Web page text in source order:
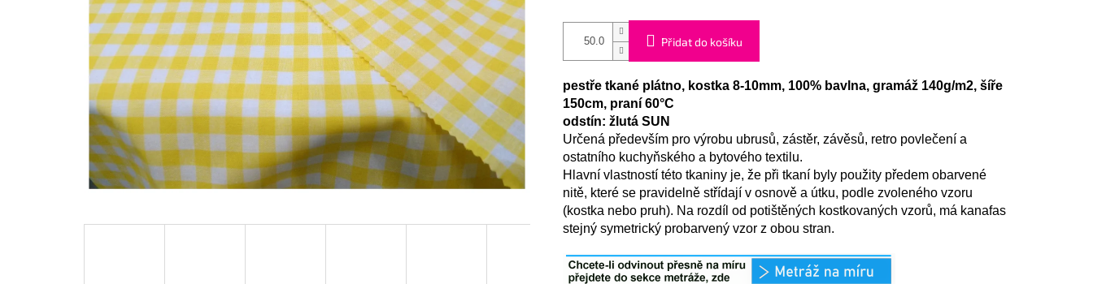
Přidat do košíku
pestře tkané plátno, kostka 8-10mm, 100% bavlna, gramáž 140g/m2, šíře
150cm, praní 60°C
odstín: žlutá SUN
Určená především pro výrobu ubrusů, zástěr, závěsů, retro povlečení a
ostatního kuchyňského a bytového textilu.
Hlavní vlastností této tkaniny je, že při tkaní byly použity předem obarvené
nitě, které se pravidelně střídají v osnově a útku, podle zvoleného vzoru
(kostka nebo pruh). Na rozdíl od potištěných kostkovaných vzorů, má kanafas
stejný symetrický probarvený vzor z obou stran.